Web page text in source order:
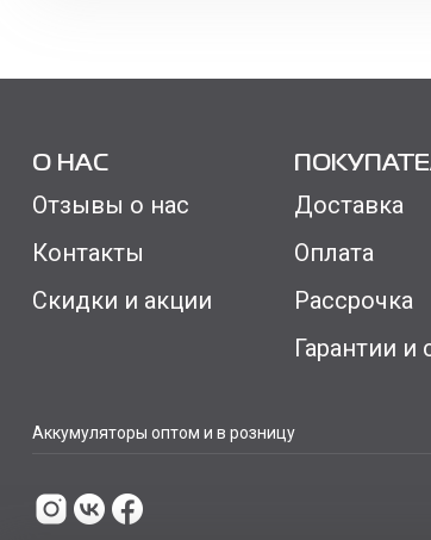
О НАС
Отзывы о нас
Контакты
Скидки и акции
Доставка
Оплата
Рассрочка
Гарантии и
Аккумуляторы оптом и в розницу